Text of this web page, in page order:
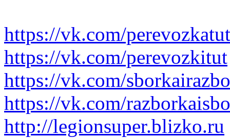
https://vk.com/perevozkatut
https://vk.com/perevozkitut
https://vk.com/
https://vk.com/
http://legionsuper.blizko.ru